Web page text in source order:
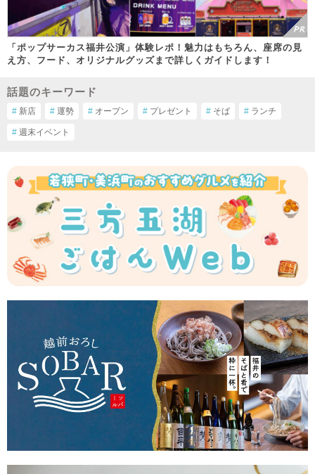
「ポップサーカス福井公演」体験レポ！魅力はもちろん、座席の見
え方、フード、オリジナルグッズまで詳しくガイドします！
話題のキーワード
# 新店 # 運勢 # オープン # プレゼント # そば # ランチ
# 週末イベント